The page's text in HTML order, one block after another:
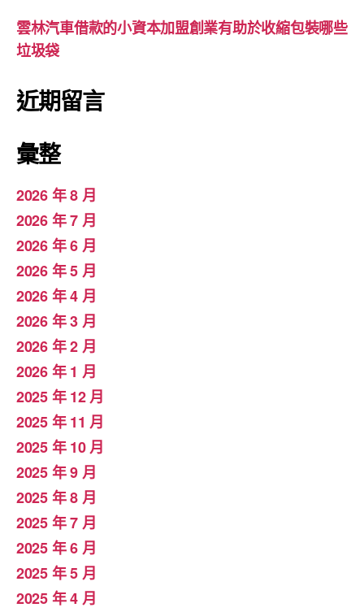
雲林汽車借款的小資本加盟創業有助於收縮包裝哪些
垃圾袋
近期留言
彙整
2026 年 8 月
2026 年 7 月
2026 年 6 月
2026 年 5 月
2026 年 4 月
2026 年 3 月
2026 年 2 月
2026 年 1 月
2025 年 12 月
2025 年 11 月
2025 年 10 月
2025 年 9 月
2025 年 8 月
2025 年 7 月
2025 年 6 月
2025 年 5 月
2025 年 4 月